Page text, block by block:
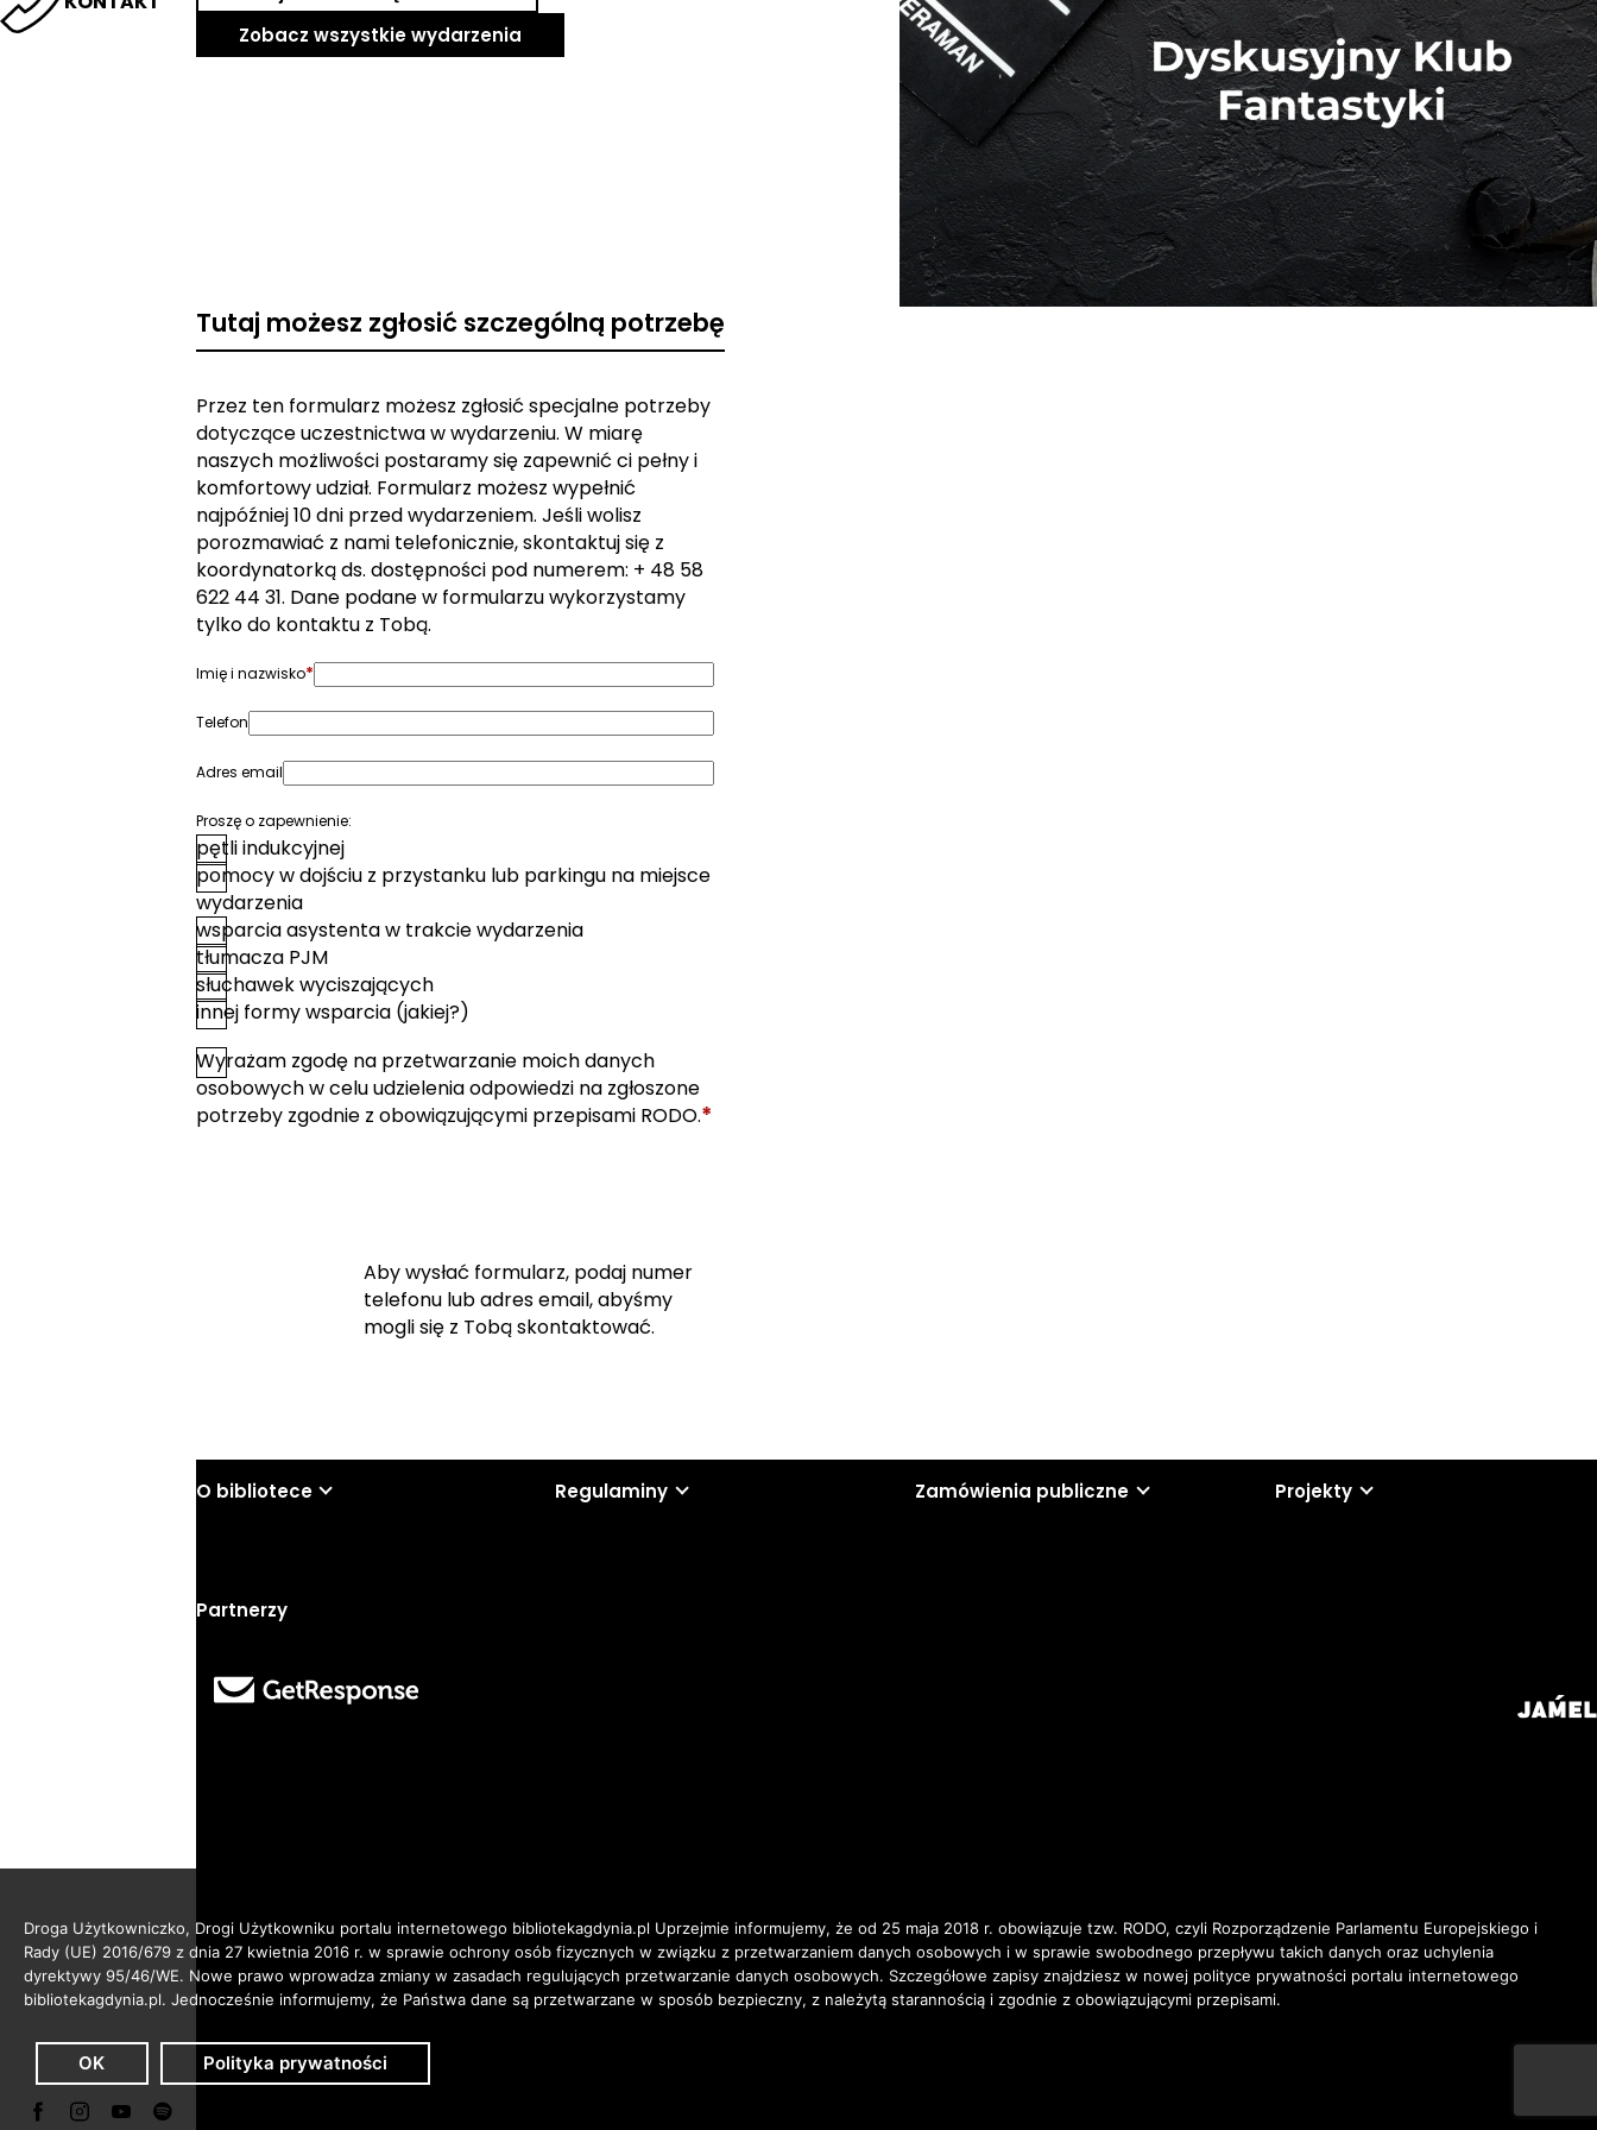
Zobacz wszystkie wydarzenia
Tutaj możesz zgłosić szczególną potrzebę
Przez ten formularz możesz zgłosić specjalne potrzeby
dotyczące uczestnictwa w wydarzeniu. W miarę
naszych możliwości postaramy się zapewnić ci pełny i
komfortowy udział. Formularz możesz wypełnić
najpóźniej 10 dni przed wydarzeniem. Jeśli wolisz
porozmawiać z nami telefonicznie, skontaktuj się z
koordynatorką ds. dostępności pod numerem: + 48 58
622 44 31. Dane podane w formularzu wykorzystamy
tylko do kontaktu z Tobą.
Imię i nazwisko*
Telefon
Adres email
Proszę o zapewnienie:
pętli indukcyjnej
pomocy w dojściu z przystanku lub parkingu na miejsce
wydarzenia
wsparcia asystenta w trakcie wydarzenia
tłumacza PJM
słuchawek wyciszających
innej formy wsparcia (jakiej?)
Zgoda*
Wyrażam zgodę na przetwarzanie moich danych
osobowych w celu udzielenia odpowiedzi na zgłoszone
potrzeby zgodnie z obowiązującymi przepisami RODO.*
Aby wysłać formularz, podaj numer
telefonu lub adres email, abyśmy
mogli się z Tobą skontaktować.
O bibliotece Regulaminy Zamówienia publiczne Projekty
Partnerzy
Droga Użytkowniczko, Drogi Użytkowniku portalu internetowego bibliotekagdynia.pl Uprzejmie informujemy, że od 25 maja 2018 r. obowiązuje tzw. RODO, czyli Rozporządzenie Parlamentu Europejskiego i
Rady (UE) 2016/679 z dnia 27 kwietnia 2016 r. w sprawie ochrony osób fizycznych w związku z przetwarzaniem danych osobowych i w sprawie swobodnego przepływu takich danych oraz uchylenia
dyrektywy 95/46/WE. Nowe prawo wprowadza zmiany w zasadach regulujących przetwarzanie danych osobowych. Szczegółowe zapisy znajdziesz w nowej polityce prywatności portalu internetowego
bibliotekagdynia.pl. Jednocześnie informujemy, że Państwa dane są przetwarzane w sposób bezpieczny, z należytą starannością i zgodnie z obowiązującymi przepisami.
OK Polityka prywatności